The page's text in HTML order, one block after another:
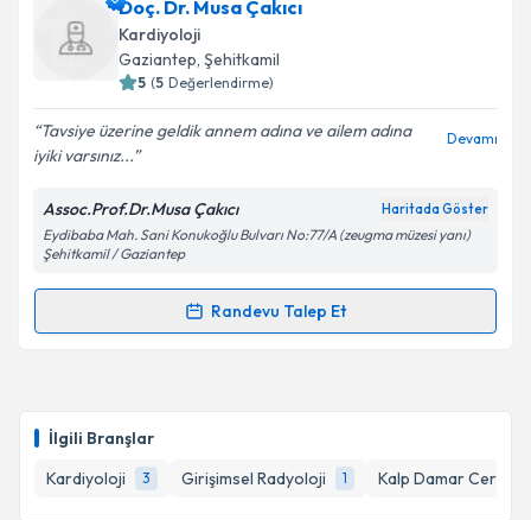
İlgili Branşlar
Kardiyoloji
3 Girişimsel Radyoloji 1 Kalp Damar
takvim hazırlandığında e-posta ile bilgilendireceğiz.
E-posta Adresiniz
kapsamda işlenmesini kabul ediyorum.
Takvim Talebini Gönder
Doç. Dr. Musa Çakıcı
Kardiyoloji
Gaziantep, Şehitkamil
5 (5 Değerlendirme)
Tavsiye üzerine geldik annem adına ve ailem adına
iyiki varsınız...
Devamı
Assoc.Prof.Dr.Musa Çakıcı Haritada Göster
Eydibaba Mah. Sani Konukoğlu Bulvarı No:77/A (zeugma müzesi yanı)
Şehitkamil / Gaziantep
Randevu Talep Et
Randevu Takvimi Talebi
takvim hazırlandığında e-posta ile bilgilendireceğiz.
E-posta Adresiniz